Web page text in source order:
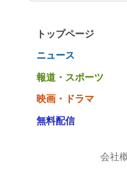
トップページ
ニュース
報道・スポーツ
映画・ドラマ
無料配信
会社